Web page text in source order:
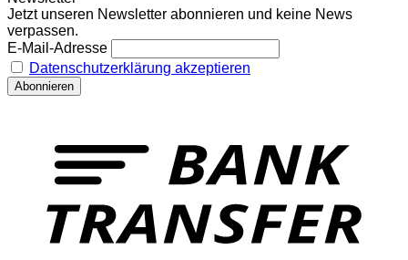
Jetzt unseren Newsletter abonnieren und keine News
verpassen.
E-Mail-Adresse
Datenschutzerklärung akzeptieren